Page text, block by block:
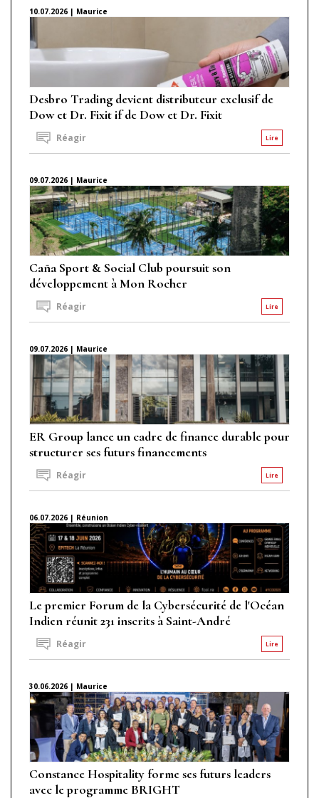
10.07.2026 | Maurice
Desbro Trading devient distributeur exclusif de
Dow et Dr. Fixit if de Dow et Dr. Fixit
Lire
Réagir
09.07.2026 | Maurice
Caña Sport & Social Club poursuit son
développement à Mon Rocher
Lire
Réagir
09.07.2026 | Maurice
ER Group lance un cadre de finance durable pour
structurer ses futurs financements
Lire
Réagir
06.07.2026 | Réunion
Le premier Forum de la Cybersécurité de l'Océan
Indien réunit 231 inscrits à Saint-André
Lire
Réagir
30.06.2026 | Maurice
Constance Hospitality forme ses futurs leaders
avec le programme BRIGHT